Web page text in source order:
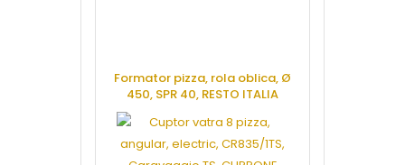
Formator pizza, rola oblica, Ø
450, SPR 40, RESTO ITALIA
CERE OFERTA